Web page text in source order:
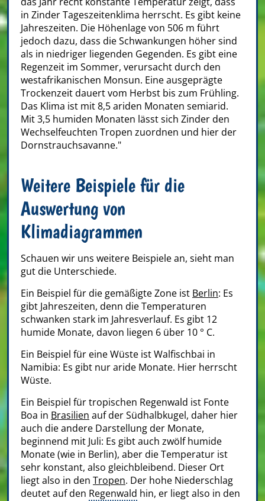
in Zinder Tageszeitenklima herrscht. Es gibt keine
Jahreszeiten. Die Höhenlage von 506 m führt
jedoch dazu, dass die Schwankungen höher sind
als in niedriger liegenden Gegenden. Es gibt eine
Regenzeit im Sommer, verursacht durch den
westafrikanischen Monsun. Eine ausgeprägte
Trockenzeit dauert vom Herbst bis zum Frühling.
Das Klima ist mit 8,5 ariden Monaten semiarid.
Mit 3,5 humiden Monaten lässt sich Zinder den
Wechselfeuchten Tropen zuordnen und hier der
Dornstrauchsavanne."
Weitere Beispiele für die
Auswertung von
Klimadiagrammen
Schauen wir uns weitere Beispiele an, sieht man
gut die Unterschiede.
Ein Beispiel für die gemäßigte Zone ist Berlin: Es
gibt Jahreszeiten, denn die Temperaturen
schwanken stark im Jahresverlauf. Es gibt 12
humide Monate, davon liegen 6 über 10 ° C.
Ein Beispiel für eine Wüste ist Walfischbai in
Namibia: Es gibt nur aride Monate. Hier herrscht
Wüste.
Ein Beispiel für tropischen Regenwald ist Fonte
Boa in Brasilien auf der Südhalbkugel, daher hier
auch die andere Darstellung der Monate,
beginnend mit Juli: Es gibt auch zwölf humide
Monate (wie in Berlin), aber die Temperatur ist
sehr konstant, also gleichbleibend. Dieser Ort
liegt also in den Tropen. Der hohe Niederschlag
deutet auf den Regenwald hin, er liegt also in den